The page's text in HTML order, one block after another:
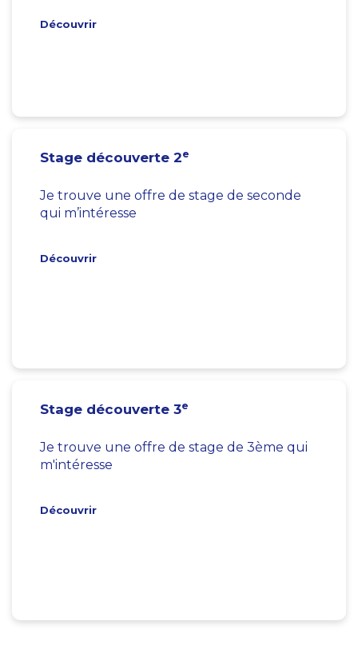
Découvrir
Stage découverte 2e
Je trouve une offre de stage de seconde
qui m’intéresse
Découvrir
Stage découverte 3e
Je trouve une offre de stage de 3ème qui
m'intéresse
Découvrir